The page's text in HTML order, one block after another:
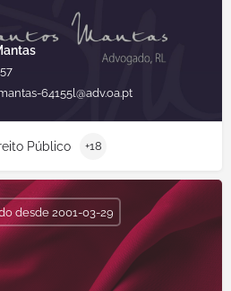
64155l@adv.oa.pt
Público +18
desde 2001-03-29